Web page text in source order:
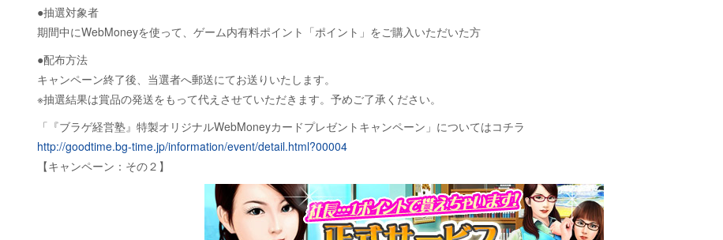
●抽選対象者
期間中にWebMoneyを使って、ゲーム内有料ポイント「ポイント」をご購入いただいた方
●配布方法
キャンペーン終了後、当選者へ郵送にてお送りいたします。
※抽選結果は賞品の発送をもって代えさせていただきます。予めご了承ください。
「『ブラゲ経営塾』特製オリジナルWebMoneyカードプレゼントキャンペーン」についてはコチラ
http://goodtime.bg-time.jp/information/event/detail.html?00004
【キャンペーン：その２】